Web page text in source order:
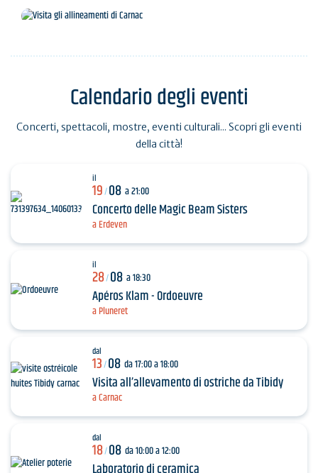
Il Golfo di Morbihan, Parco Naturale Regionale
Calendario degli eventi
Concerti, spettacoli, mostre, eventi culturali... Scopri gli eventi
della città!
il
19/08 a 21:00
Concerto delle Magic Beam Sisters
a Erdeven
il
28/08 a 18:30
Apéros Klam - Ordoeuvre
a Pluneret
dal
13/08 da 17:00 a 18:00
Visita all’allevamento di ostriche da Tibidy
a Carnac
dal
18/08 da 10:00 a 12:00